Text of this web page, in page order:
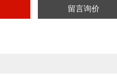
留言询价